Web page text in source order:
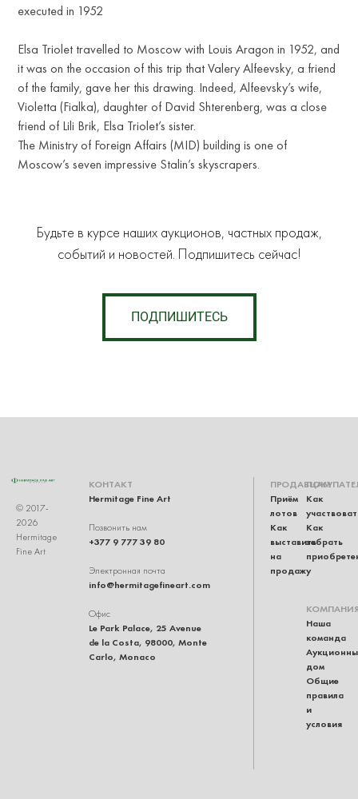
executed in 1952
Elsa Triolet travelled to Moscow with Louis Aragon in 1952, and
it was on the occasion of this trip that Valery Alfeevsky, a friend
of the family, gave her this drawing. Indeed, Alfeevsky’s wife,
Violetta (Fialka), daughter of David Shterenberg, was a close
friend of Lili Brik, Elsa Triolet’s sister.
The Ministry of Foreign Affairs (MID) building is one of
Moscow’s seven impressive Stalin’s skyscrapers.
Будьте в курсе наших аукционов, частных продаж,
событий и новостей. Подпишитесь сейчас!
ПОДПИШИТЕСЬ
© 2017-
2026
Hermitage
Fine Art
КОНТАКТ
Hermitage Fine Art
Позвонить нам
+377 9 777 39 80
Электронная почта
info@hermitagefineart.com
Офис
Le Park Palace, 25 Avenue
de la Costa, 98000, Monte
Carlo, Monaco
ПРОДАВЦАМ
Приём
лотов
Как
выставить
на
продажу
Как
Как
забрать
Наша
команда
дом
Общие
правила
и
условия